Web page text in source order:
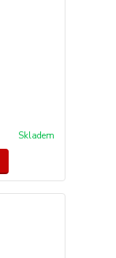
Skladem